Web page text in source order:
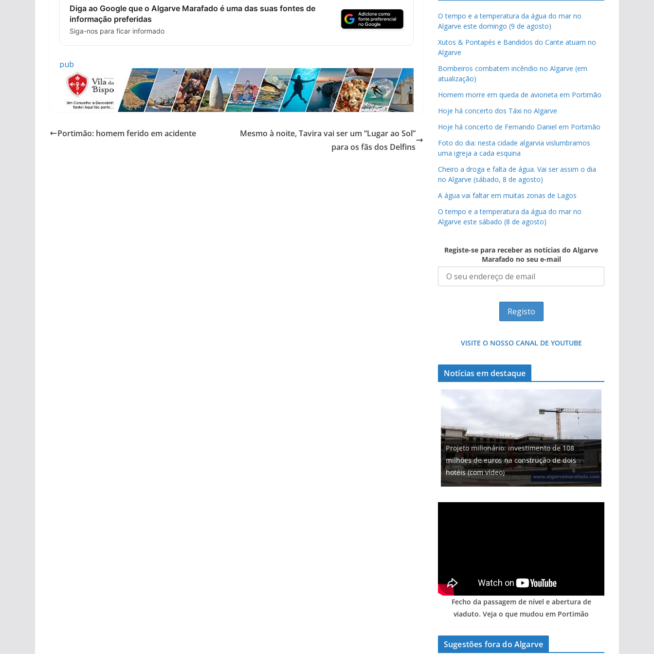
Diga ao Google que o Algarve Marafado é uma das suas fontes de
informação preferidas
Siga-nos para ficar informado
pub
Portimão: homem ferido em acidente
Mesmo à noite, Tavira vai ser um “Lugar ao Sol”
para os fãs dos Delfins
O tempo e a temperatura da água do mar no
Algarve este domingo (9 de agosto)
Xutos & Pontapés e Bandidos do Cante atuam no
Algarve
Bombeiros combatem incêndio no Algarve (em
atualização)
Homem morre em queda de avioneta em Portimão
Hoje há concerto dos Táxi no Algarve
Hoje há concerto de Fernando Daniel em Portimão
Foto do dia: nesta cidade algarvia vislumbramos
uma igreja a cada esquina
Cheiro a droga e falta de água. Vai ser assim o dia
no Algarve (sábado, 8 de agosto)
A água vai faltar em muitas zonas de Lagos
O tempo e a temperatura da água do mar no
Algarve este sábado (8 de agosto)
Registe-se para receber as notícias do Algarve
Marafado no seu e-mail
VISITE O NOSSO CANAL DE YOUTUBE
Notícias em destaque
Foto do dia: uma cidade algarvia que cresceu
entre redes e fábricas
Milagre da água. Fontes emblemáticas do
Algarve voltam a ter vida (com vídeo)
Projeto milionário: investimento de 108
milhões de euros na construção de dois
hotéis (com vídeo)
Tapas do mar a 3 euros cada. Nova rota
gastronómica nasce no Algarve
Tempestades roubam areia de praias e põem
arribas em risco no Algarve (com vídeo)
Fecho da passagem de nível e abertura de
viaduto. Veja o que mudou em Portimão
Sugestões fora do Algarve